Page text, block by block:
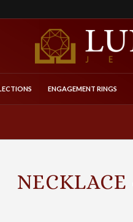
ENGAGEMENT RINGS
NECKLACE